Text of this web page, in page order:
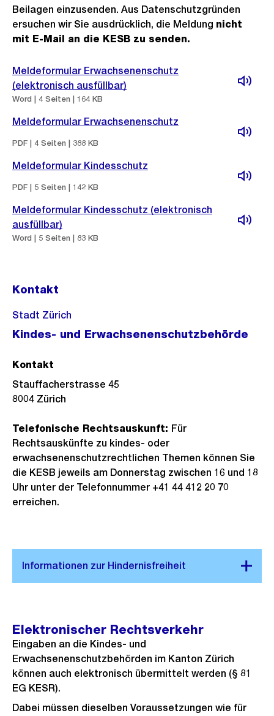
Beilagen einzusenden. Aus Datenschutzgründen
ersuchen wir Sie ausdrücklich, die Meldung nicht
mit E-Mail an die KESB zu senden.
Meldeformular Erwachsenenschutz
(elektronisch ausfüllbar)
Word | 4 Seiten | 164 KB
Meldeformular Erwachsenenschutz
PDF | 4 Seiten | 388 KB
Meldeformular Kindesschutz
PDF | 5 Seiten | 142 KB
Meldeformular Kindesschutz (elektronisch
ausfüllbar)
Word | 5 Seiten | 83 KB
Kontakt
Stadt Zürich
Kindes- und Erwachsenenschutzbehörde
Telefonische Rechtsauskunft: Für
Rechtsauskünfte zu kindes- oder
erwachsenenschutzrechtlichen Themen können Sie
die KESB jeweils am Donnerstag zwischen 16 und 18
Uhr unter der Telefonnummer +41 44 412 20 70
erreichen.
Kontakt
Stauffacherstrasse 45
8004 Zürich
Elektronischer Rechtsverkehr
Eingaben an die Kindes- und
Erwachsenenschutzbehörden im Kanton Zürich
können auch elektronisch übermittelt werden (§ 81
EG KESR).
Dabei müssen dieselben Voraussetzungen wie für